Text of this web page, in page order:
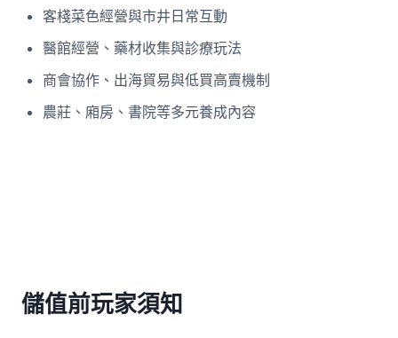
客棧菜色經營與市井日常互動
醫館經營、藥材收集與診療玩法
商會協作、出海貿易與低買高賣機制
農莊、廂房、書院等多元養成內容
儲值前玩家須知